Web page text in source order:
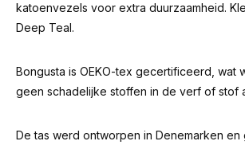
katoenvezels voor extra duurzaamheid.
Deep Teal.
Bongusta is OEKO-tex gecertificeerd, wat
geen schadelijke stoffen in de verf of stof
De tas werd ontworpen in Denemarken en